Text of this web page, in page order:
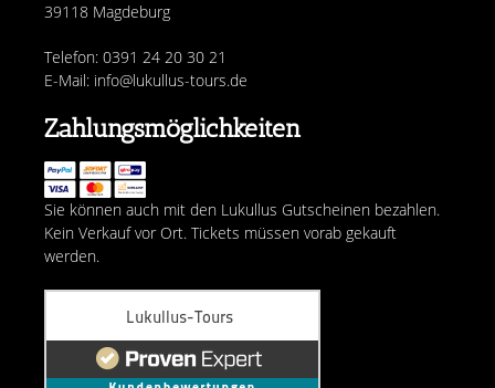
39118 Magdeburg
Telefon: 0391 24 20 30 21
E-Mail: info@lukullus-tours.de
Zahlungsmöglichkeiten
Sie können auch mit den Lukullus Gutscheinen bezahlen.
Kein Verkauf vor Ort. Tickets müssen vorab gekauft
werden.